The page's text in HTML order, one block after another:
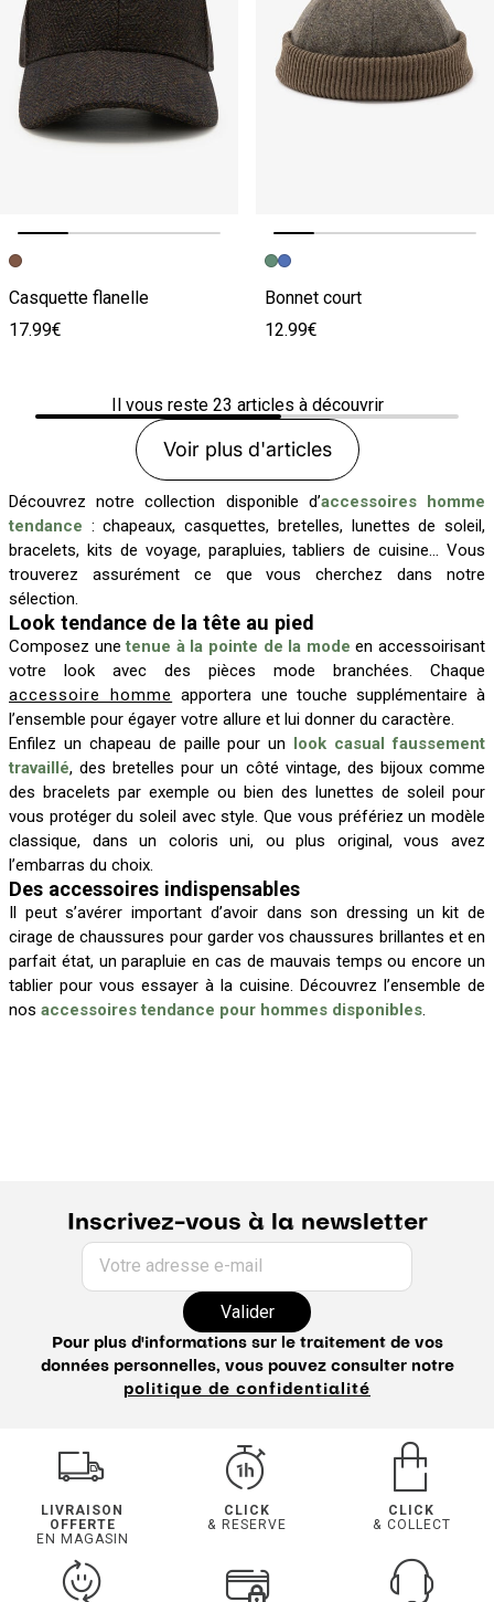
Image précédente
Image suivante
Casquette flanelle
17.99€
Image précédente
Image suivante
Bonnet court
12.99€
Il vous reste 23 articles à découvrir
Voir plus d'articles
Découvrez notre collection disponible d’accessoires homme
tendance : chapeaux, casquettes, bretelles, lunettes de soleil,
bracelets, kits de voyage, parapluies, tabliers de cuisine… Vous
trouverez assurément ce que vous cherchez dans notre
sélection.
Look tendance de la tête au pied
Composez unetenue à la pointe de la mode en accessoirisant
votre look avec des pièces mode branchées. Chaque
accessoire homme apportera une touche supplémentaire à
l’ensemble pour égayer votre allure et lui donner du caractère.
Enfilez un chapeau de paille pour un look casual faussement
travaillé, des bretelles pour un côté vintage, des bijoux comme
des bracelets par exemple ou bien des lunettes de soleil pour
vous protéger du soleil avec style. Que vous préfériez un modèle
classique, dans un coloris uni, ou plus original, vous avez
l’embarras du choix.
Des accessoires indispensables
Il peut s’avérer important d’avoir dans son dressing un kit de
cirage de chaussures pour garder vos chaussures brillantes et en
parfait état, un parapluie en cas de mauvais temps ou encore un
tablier pour vous essayer à la cuisine. Découvrez l’ensemble de
nos accessoires tendance pour hommes disponibles.
Inscrivez-vous à la newsletter
Votre adresse e-mail
Valider
Pour plus d'informations sur le traitement de vos
données personnelles, vous pouvez consulter notre
politique de confidentialité
LIVRAISON
OFFERTE
EN MAGASIN
CLICK
& RESERVE
CLICK
& COLLECT